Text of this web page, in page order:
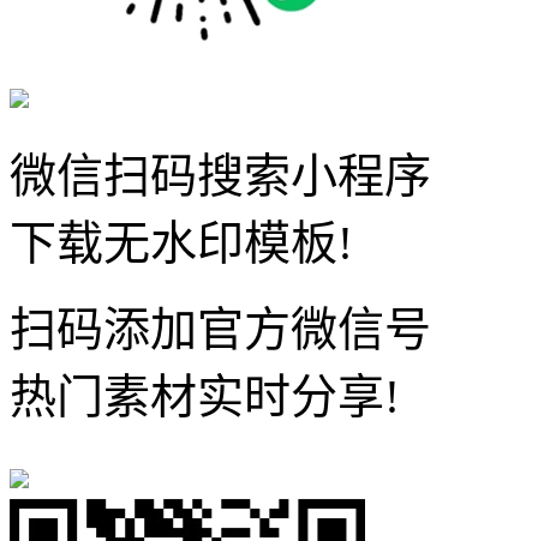
微信扫码搜索小程序
下载无水印模板!
扫码添加官方微信号
热门素材实时分享!